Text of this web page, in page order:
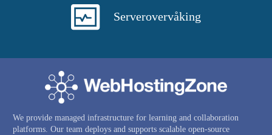
Serverovervåking
We provide managed infrastructure for learning and collaboration
platforms. Our team deploys and supports scalable open-source